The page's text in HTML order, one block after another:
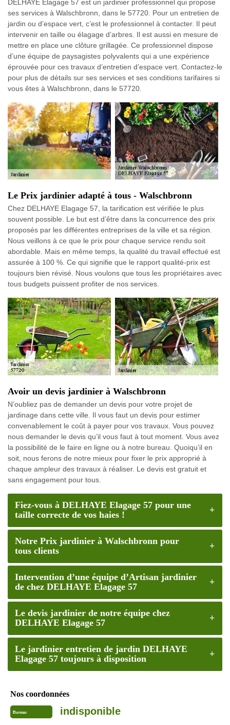
DELHAYE Elagage 57 est un jardinier professionnel qui propose
ses services à Walschbronn, dans le 57720. Pour un entretien de
jardin ou d’espace vert, c’est le professionnel à contacter. Il peut
intervenir en taille ou élagage d’arbres. Il est aussi en mesure de
mettre en place une clôture grillagée. Ce professionnel dispose
d’une équipe de paysagistes polyvalents qui a une expérience
éprouvée pour ces travaux d’entretien d’espace vert. Contactez-le
pour plus de détails sur ses services et ses conditions tarifaires si
vous êtes à Walschbronn, dans le 57720.
Le Prix jardinier adapté à tous - Walschbronn
Chez DELHAYE Elagage 57, la tarification est vérifiée le plus
souvent possible. Le but est d’être dans la concurrence des prix
proposés par les différentes entreprises de la ville et sa région.
Nous veillons à ce que le prix pour chaque service rendu soit
abordable. Mais en même temps, la qualité du travail effectué est
assurée à 100 %. Ce qui signifie que le rapport qualité-prix est
toujours bien révisé. Nous voulons que tous les propriétaires avec
tous budgets puissent profiter de nos services.
Avoir un devis jardinier à Walschbronn
N’oubliez pas de demander un devis pour votre projet de
jardinage dans cette ville. Il vous faut un devis pour estimer
convenablement le coût à payer pour vos travaux. Vous pouvez
nous demander le devis qu’il vous faut à tout moment. Vous avez
la possibilité de le faire en ligne ou à notre bureau. Quoiqu’il en
soit, nous ferons de notre mieux pour fixer le prix approprié à
chaque ampleur des travaux à réaliser. Le devis est gratuit et
sans engagement pour tous.
Fiez-vous à DELHAYE Elagage 57 pour une
taille correcte de vos haies !
Notre Prix jardinier à Walschbronn pour
tous clients
Intervention d’une équipe d’Artisan jardinier
de chez DELHAYE Elagage 57
Le devis jardinier de notre équipe chez
DELHAYE Elagage 57
Le jardinier entretien de jardin DELHAYE
Elagage 57 toujours à disposition
Nos coordonnées
Bureau indisponible